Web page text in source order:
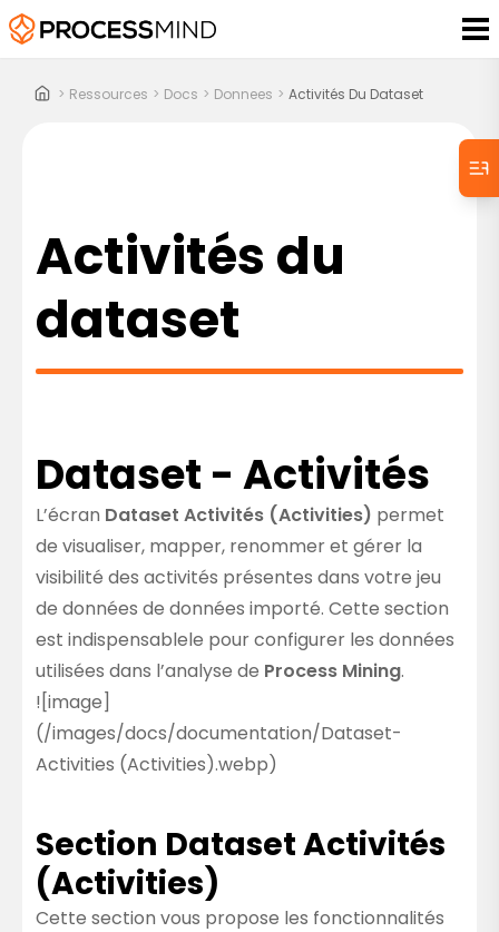
> Ressources > Docs > Donnees > Activités Du Dataset
Activités du
dataset
Dataset - Activités
L’écran Dataset Activités (Activities) permet
de visualiser, mapper, renommer et gérer la
visibilité des activités présentes dans votre jeu
de données de données importé. Cette section
est indispensablele pour configurer les données
utilisées dans l’analyse de Process Mining.
![image]
(/images/docs/documentation/Dataset-
Activities (Activities).webp)
Section Dataset Activités
(Activities)
Cette section vous propose les fonctionnalités